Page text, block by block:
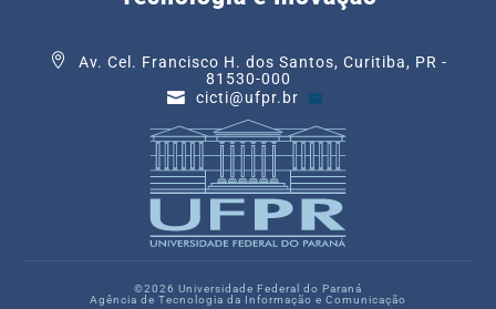
Av. Cel. Francisco H. dos Santos, Curitiba, PR -
81530-000
cicti@ufpr.br
©2026 Universidade Federal do Paraná
Agência de Tecnologia da Informação e Comunicação